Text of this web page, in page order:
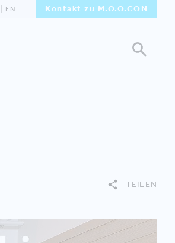
EN Kontakt zu M.O.O.CON
TEILEN